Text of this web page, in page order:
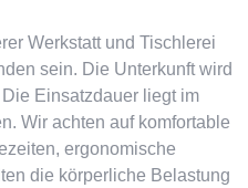
Werkstatt und Tischlerei
sein. Die Unterkunft wird
Einsatzdauer liegt im
Wir achten auf komfortable
ergonomische
die körperliche Belastung